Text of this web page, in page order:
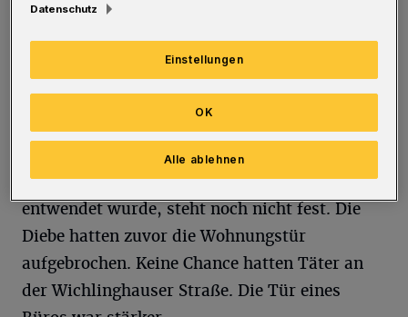
Erkenntnissen aus einem Einfamilienhaus in
der Sauerbruchstraße. Ohne Beute verließen
Kriminelle die Wohnung eines
Mehrfamilienhauses in der Bogenstraße.
Ob aus einer Wohnung am Klingelholl etwas
entwendet wurde, steht noch nicht fest. Die
Diebe hatten zuvor die Wohnungstür
aufgebrochen. Keine Chance hatten Täter an
der Wichlinghauser Straße. Die Tür eines
Datenschutz
Einstellungen
Alle ablehnen
OK